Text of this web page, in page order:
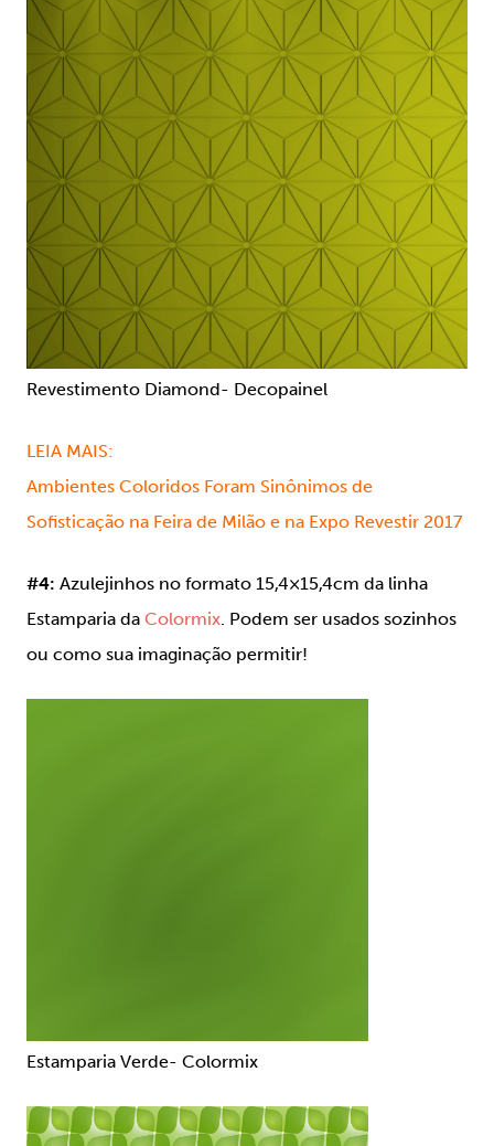
Revestimento Diamond- Decopainel
LEIA MAIS:
Ambientes Coloridos Foram Sinônimos de
Sofisticação na Feira de Milão e na Expo Revestir 2017
#4: Azulejinhos no formato 15,4×15,4cm da linha
Estamparia da Colormix. Podem ser usados sozinhos
ou como sua imaginação permitir!
Estamparia Verde- Colormix